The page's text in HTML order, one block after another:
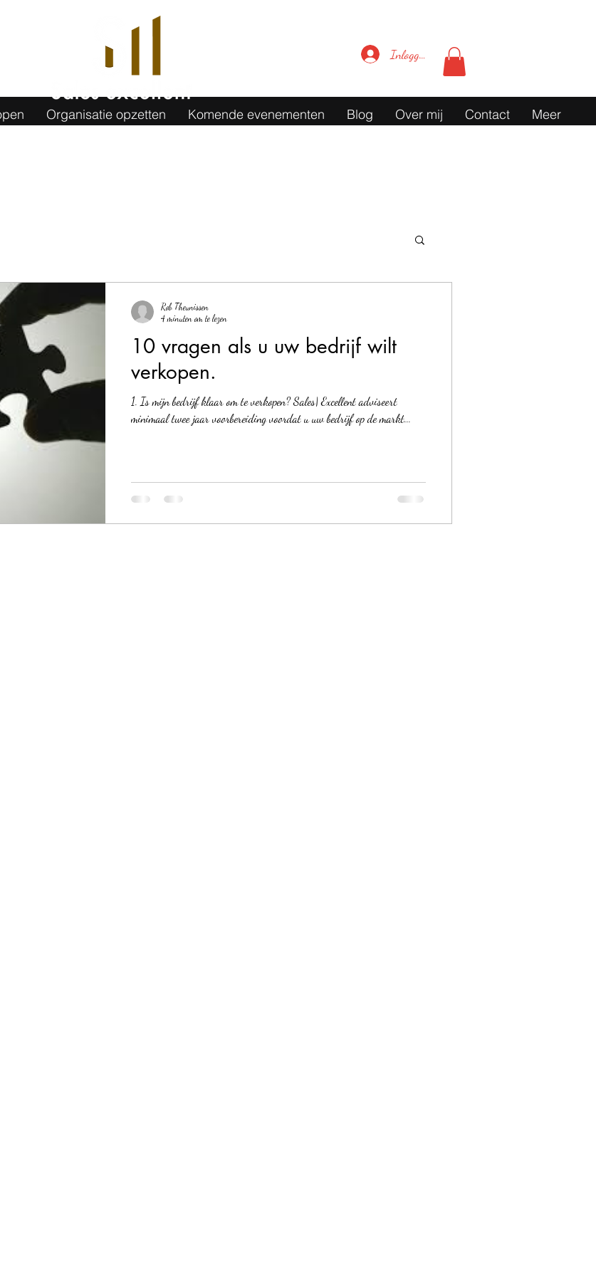
Organisatie opzetten Komende evenementen Blog Over mij Contact Meer
Inloggen
10 vragen als u uw bedrijf wilt
verkopen.
1. Is mijn bedrijf klaar om te verkopen? Sales| Excellent adviseert
minimaal twee jaar voorbereiding voordat u uw bedrijf op de markt...
Rob Theunissen
4 minuten om te lezen